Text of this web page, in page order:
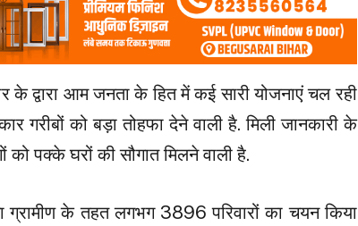
के द्वारा आम जनता के हित में कई सारी योजनाएं चल रही
गरीबों को बड़ा तोहफा देने वाली है. मिली जानकारी के
को पक्के घरों की सौगात मिलने वाली है.
ग्रामीण के तहत लगभग 3896 परिवारों का चयन किया